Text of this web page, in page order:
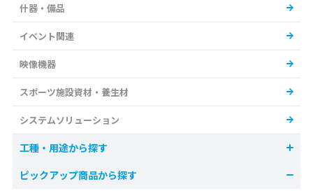
什器・備品
イベント関連
映像機器
スポーツ施設資材・養生材
システムソリューション
工種・用途から探す
ピックアップ商品から探す